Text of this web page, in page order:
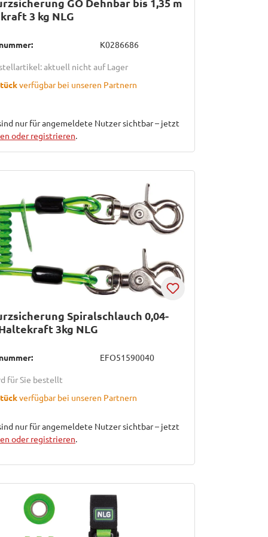
3 kg NLG
K0286686
aktuell nicht auf Lager
verfügbar bei unseren Partnern
nur für angemeldete Nutzer sichtbar – jetzt
oder registrieren.
Spiralschlauch 0,04-
3kg NLG
EFO51590040
für Sie bestellt
verfügbar bei unseren Partnern
nur für angemeldete Nutzer sichtbar – jetzt
oder registrieren.